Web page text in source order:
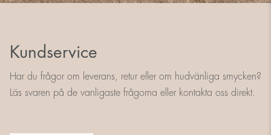
Kundservice
Har du frågor om leverans, retur eller om hudvänliga smycken?
Läs svaren på de vanligaste frågorna eller kontakta oss direkt.